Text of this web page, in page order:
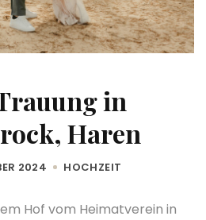
in
Haren
2024 HOCHZEIT
Hof vom Heimatverein in